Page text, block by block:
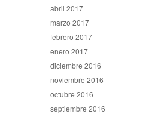
abril 2017
marzo 2017
febrero 2017
enero 2017
diciembre 2016
noviembre 2016
octubre 2016
septiembre 2016